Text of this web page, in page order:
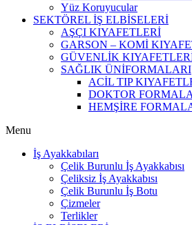
Yüz Koruyucular
SEKTÖREL İŞ ELBİSELERİ
AŞÇI KIYAFETLERİ
GARSON – KOMİ
GÜVENLİK
SAĞLIK ÜNİFORMALARI
ACİL TIP
DOKTOR
HEMŞİRE
Menu
İş Ayakkabıları
Çelik Burunlu İş Ayakkabısı
Çeliksiz İş Ayakkabısı
Çelik Burunlu İş Botu
Çizmeler
Terlikler